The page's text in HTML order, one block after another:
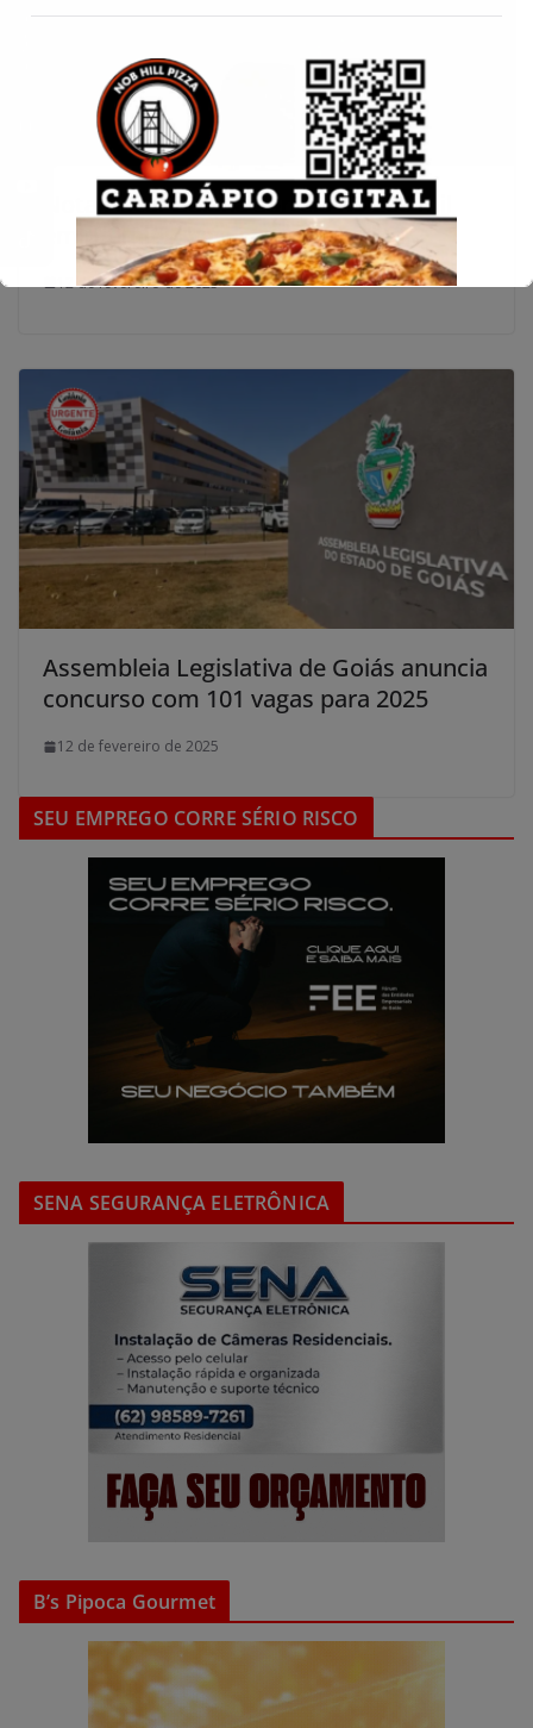
Nota Fiscal Goiana sorteia R$ 200 mil
em prêmios; veja como participar
12 de fevereiro de 2025
Assembleia Legislativa de Goiás anuncia
concurso com 101 vagas para 2025
12 de fevereiro de 2025
SEU EMPREGO CORRE SÉRIO RISCO
SENA SEGURANÇA ELETRÔNICA
B’s Pipoca Gourmet